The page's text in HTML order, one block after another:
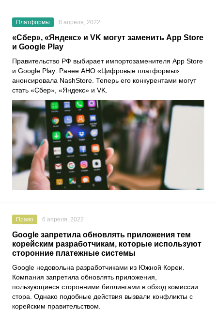
Платформы 8 апреля, 2022
«Сбер», «Яндекс» и VK могут заменить App Store
и Google Play
Правительство РФ выбирает импортозаменителя App Store
и Google Play. Ранее АНО «Цифровые платформы»
анонсировала NashStore. Теперь его конкурентами могут
стать «Сбер», «Яндекс» и VK.
Право 6 апреля, 2022
Google запретила обновлять приложения тем
корейским разработчикам, которые используют
сторонние платежные системы
Google недовольна разработчиками из Южной Кореи.
Компания запретила обновлять приложения,
пользующиеся сторонними биллингами в обход комиссии
стора. Однако подобные действия вызвали конфликты с
корейским правительством.